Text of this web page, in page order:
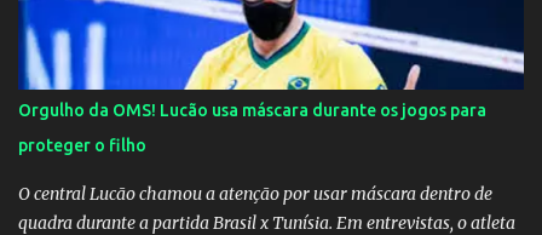
Orgulho da OMS! Lucão usa máscara durante os jogos para
proteger o filho
O central Lucão chamou a atenção por usar máscara dentro de
quadra durante a partida Brasil x Tunísia. Em entrevistas, o atleta